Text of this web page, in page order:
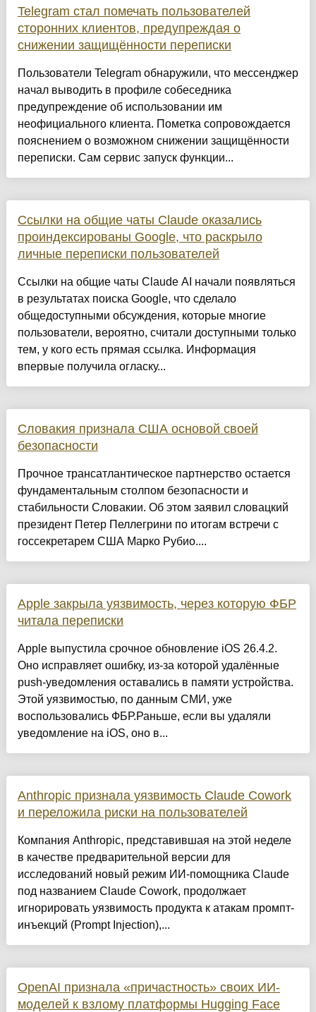
Telegram стал помечать пользователей
сторонних клиентов, предупреждая о
снижении защищённости переписки
Пользователи Telegram обнаружили, что мессенджер
начал выводить в профиле собеседника
предупреждение об использовании им
неофициального клиента. Пометка сопровождается
пояснением о возможном снижении защищённости
переписки. Сам сервис запуск функции...
Ссылки на общие чаты Claude оказались
проиндексированы Google, что раскрыло
личные переписки пользователей
Ссылки на общие чаты Claude AI начали появляться
в результатах поиска Google, что сделало
общедоступными обсуждения, которые многие
пользователи, вероятно, считали доступными только
тем, у кого есть прямая ссылка. Информация
впервые получила огласку...
Словакия признала США основой своей
безопасности
Прочное трансатлантическое партнерство остается
фундаментальным столпом безопасности и
стабильности Словакии. Об этом заявил словацкий
президент Петер Пеллегрини по итогам встречи с
госсекретарем США Марко Рубио....
Apple закрыла уязвимость, через которую ФБР
читала переписки
Apple выпустила срочное обновление iOS 26.4.2.
Оно исправляет ошибку, из-за которой удалённые
push-уведомления оставались в памяти устройства.
Этой уязвимостью, по данным СМИ, уже
воспользовались ФБР.Раньше, если вы удаляли
уведомление на iOS, оно в...
Anthropic признала уязвимость Claude Cowork
и переложила риски на пользователей
Компания Anthropic, представившая на этой неделе
в качестве предварительной версии для
исследований новый режим ИИ-помощника Claude
под названием Claude Cowork, продолжает
игнорировать уязвимость продукта к атакам промпт-
инъекций (Prompt Injection),...
OpenAI признала «причастность» своих ИИ-
моделей к взлому платформы Hugging Face